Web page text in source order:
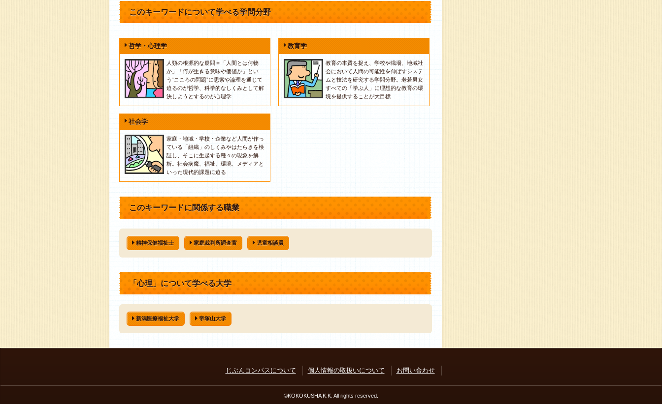
このキーワードについて学べる学問分野
哲学・心理学
人類の根源的な疑問＝「人間とは何物
か」「何が生きる意味や価値か」とい
う“こころの問題”に思索や論理を通じて
迫るのが哲学、科学的なしくみとして解
決しようとするのが心理学
教育学
教育の本質を捉え、学校や職場、地域社
会において人間の可能性を伸ばすシステ
ムと技法を研究する学問分野。老若男女
すべての「学ぶ人」に理想的な教育の環
境を提供することが大目標
社会学
家庭・地域・学校・企業など人間が作っ
ている「組織」のしくみやはたらきを検
証し、そこに生起する種々の現象を解
析。社会病魔、福祉、環境、メディアと
いった現代的課題に迫る
このキーワードに関係する職業
精神保健福祉士 家庭裁判所調査官 児童相談員
「心理」について学べる大学
新潟医療福祉大学 帝塚山大学
じぶんコンパスについて 個人情報の取扱いについて お問い合わせ
©KOKOKUSHA K.K. All rights reserved.